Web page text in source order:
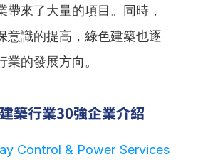
帶來了大量的項目。同時，
意識的提高，綠色建築也逐
業的發展方向。
築行業30強企業介紹
Control & Power Services